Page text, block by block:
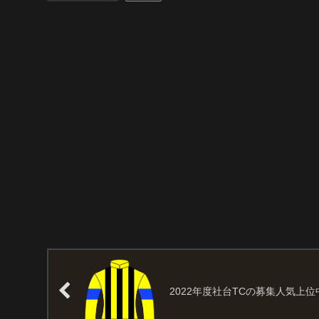
2022年度社台TCの募集人気上位